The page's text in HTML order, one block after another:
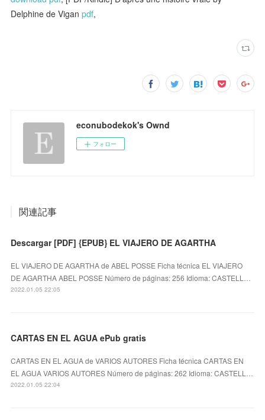
Delphine de Viganpdf,
econubodekok's Ownd
フォロー
関連記事
Descargar [PDF] {EPUB} EL VIAJERO DE AGARTHA
EL VIAJERO DE AGARTHA de ABEL POSSE Ficha técnica EL VIAJERO
DE AGARTHA ABEL POSSE Número de páginas: 256 Idioma: CASTELL…
2022.01.05 22:05
CARTAS EN EL AGUA ePub gratis
CARTAS EN EL AGUA de VARIOS AUTORES Ficha técnica CARTAS EN
EL AGUA VARIOS AUTORES Número de páginas: 262 Idioma: CASTELL…
2022.01.05 22:04